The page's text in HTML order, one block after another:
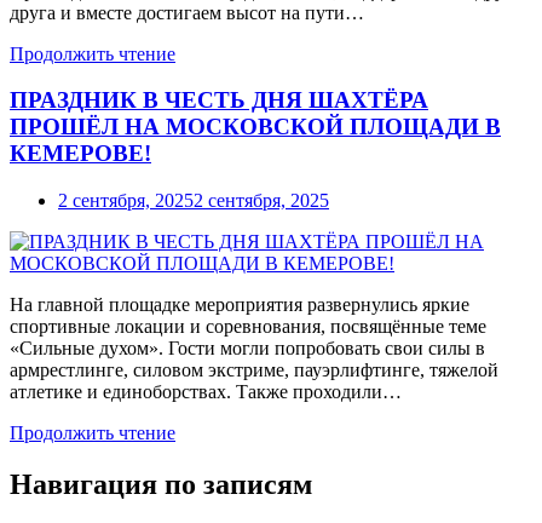
друга и вместе достигаем высот на пути…
Продолжить чтение
ПРАЗДНИК В ЧЕСТЬ ДНЯ ШАХТЁРА
ПРОШЁЛ НА МОСКОВСКОЙ ПЛОЩАДИ В
КЕМЕРОВЕ!
2 сентября, 20252 сентября, 2025
На главной площадке мероприятия развернулись яркие
спортивные локации и соревнования, посвящённые теме
«Сильные духом». Гости могли попробовать свои силы в
армрестлинге, силовом экстриме, пауэрлифтинге, тяжелой
атлетике и единоборствах. Также проходили…
Продолжить чтение
Навигация по записям